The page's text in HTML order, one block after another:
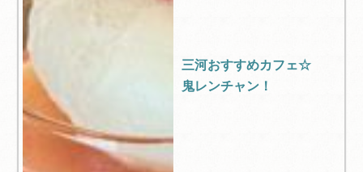
三河おすすめカフェ☆
鬼レンチャン！